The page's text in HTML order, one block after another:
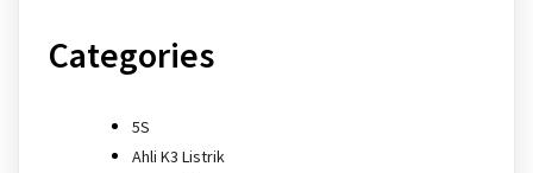
Categories
5S
Ahli K3 Listrik